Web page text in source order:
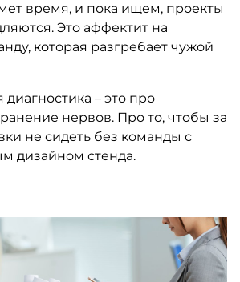
время, и пока ищем, проекты
Это аффектит на
которая разгребает чужой
– это про
нервов. Про то, чтобы за
не сидеть без команды с
дизайном стенда.